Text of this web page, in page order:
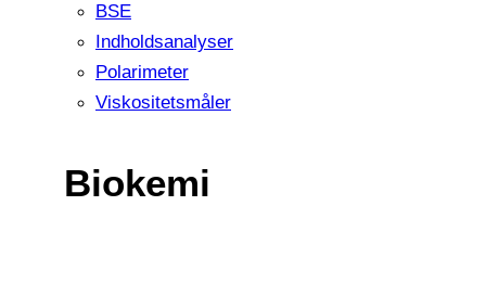
BSE
Indholdsanalyser
Polarimeter
Viskositetsmåler
Biokemi